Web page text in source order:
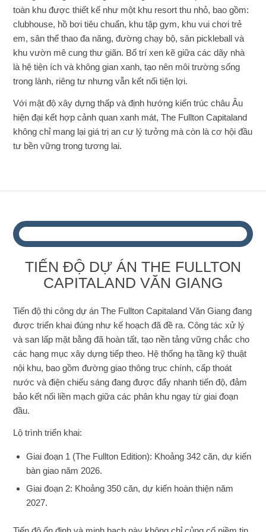
toàn khu được thiết kế như một khu resort thu nhỏ, bao gồm:
clubhouse, hồ bơi tiêu chuẩn, khu tập gym, khu vui chơi trẻ
em, sân thể thao đa năng, đường chạy bộ, sân pickleball và
khu vườn mê cung thư giãn. Bố trí xen kẽ giữa các dãy nhà
là hệ tiện ích và không gian xanh, tạo nên môi trường sống
trong lành, riêng tư nhưng vẫn kết nối tiện lợi.
Với mật độ xây dựng thấp và định hướng kiến trúc châu Âu
hiện đại kết hợp cảnh quan xanh mát, The Fullton Capitaland
không chỉ mang lại giá trị an cư lý tưởng mà còn là cơ hội đầu
tư bền vững trong tương lai.
TIẾN ĐỘ DỰ ÁN THE FULLTON
CAPITALAND VĂN GIANG
Tiến độ thi công dự án The Fullton Capitaland Văn Giang đang
được triển khai đúng như kế hoạch đã đề ra. Công tác xử lý
và san lấp mặt bằng đã hoàn tất, tạo nền tảng vững chắc cho
các hạng mục xây dựng tiếp theo. Hệ thống hạ tầng kỹ thuật
nội khu, bao gồm đường giao thông trục chính, cấp thoát
nước và điện chiếu sáng đang được đẩy nhanh tiến độ, đảm
bảo kết nối liền mạch giữa các phân khu ngay từ giai đoạn
đầu.
Lộ trình triển khai:
Giai đoạn 1 (The Fullton Edition): Khoảng 342 căn, dự kiến
bàn giao năm 2026.
Giai đoạn 2: Khoảng 350 căn, dự kiến hoàn thiện năm
2027.